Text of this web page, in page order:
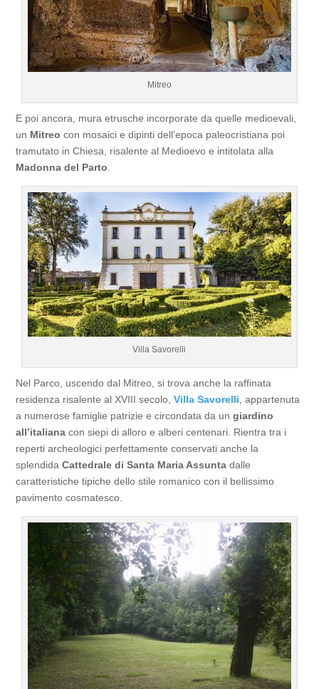
Mitreo
E poi ancora, mura etrusche incorporate da quelle medioevali,
un Mitreo con mosaici e dipinti dell’epoca paleocristiana poi
tramutato in Chiesa, risalente al Medioevo e intitolata alla
Madonna del Parto
Villa Savorelli
Nel Parco, uscendo dal Mitreo, si trova anche la raffinata
residenza risalente al XVIII secolo,Villa Savorelli , appartenuta
a numerose famiglie patrizie e circondata da ungiardino
all’italiana con siepi di alloro e alberi centenari. Rientra tra i
reperti archeologici perfettamente conservati anche la
splendidaCattedrale di Santa Maria Assunta dalle
caratteristiche tipiche dello stile romanico con il bellissimo
pavimento cosmatesco.